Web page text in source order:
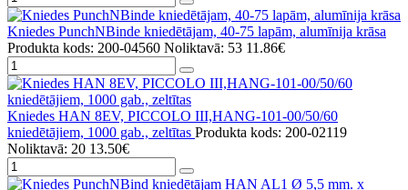
Kniedes PunchNBinde kniedētājam, 40-75 lapām, alumīnija krāsa
Produkta kods: 200-04560 Noliktavā: 53 11.86€
Kniedes HAN 8EV, PICCOLO III,HANG-101-00/50/60
kniedētājiem, 1000 gab., zeltītas Produkta kods: 200-02119
Noliktavā: 20 13.50€